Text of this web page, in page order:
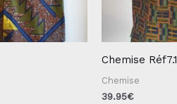
Chemise Réf7.1
Chemise
39.95€